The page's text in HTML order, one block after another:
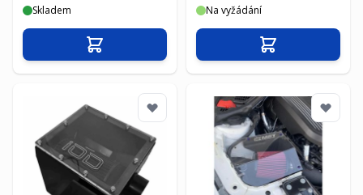
Skladem
Přidat do košíku
Na vyžádání
Přidat do košíku